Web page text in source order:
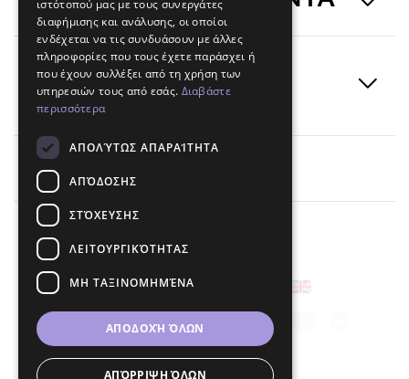
ΕΝΗΜΕΡΩΣΕΙΣ &
ΕΙΔΗΣΕΙΣ
Επικοινωνία
Επιλέξτε γλώσσα
ιστότοπού μας με τους συνεργάτες
διαφήμισης και ανάλυσης, οι οποίοι
ενδέχεται να τις συνδυάσουν με άλλες
πληροφορίες που τους έχετε παράσχει ή
που έχουν συλλέξει από τη χρήση των
υπηρεσιών τους από εσάς. Διαβάστε
περισσότερα
ΑΠΟΛΎΤΩΣ ΑΠΑΡΑΊΤΗΤΑ
ΑΠΌΔΟΣΗΣ
ΣΤΌΧΕΥΣΗΣ
ΛΕΙΤΟΥΡΓΙΚΌΤΗΤΑΣ
ΜΗ ΤΑΞΙΝΟΜΗΜΈΝΑ
ΑΠΟΔΟΧΉ ΌΛΩΝ
ΑΠΌΡΡΙΨΗ ΌΛΩΝ